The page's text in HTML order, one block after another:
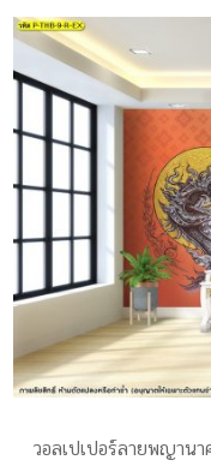
วอลเปเปอร์ลายพญาน